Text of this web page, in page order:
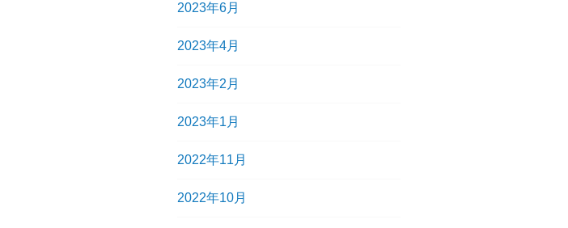
2023年6月
2023年4月
2023年2月
2023年1月
2022年11月
2022年10月